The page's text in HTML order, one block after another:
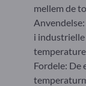
mellem de
Anvendelse:
i industrielle
Fordele: De